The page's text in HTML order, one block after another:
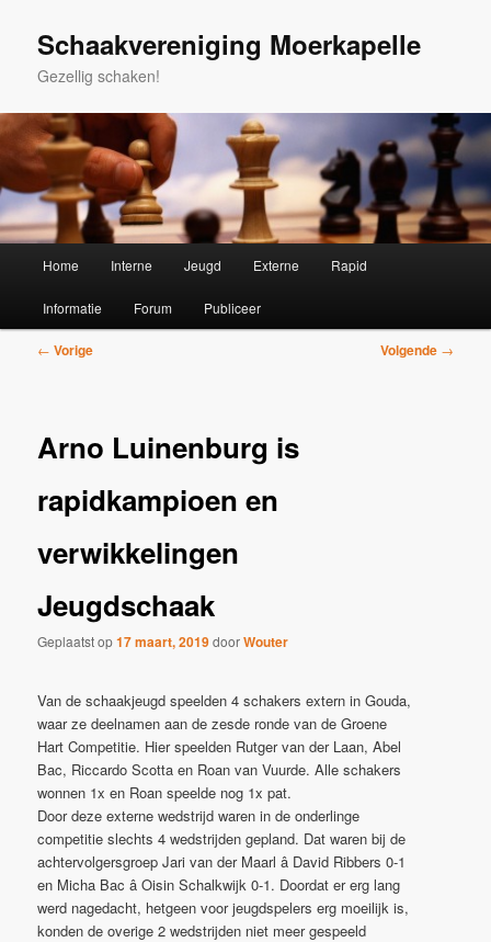
primaire
Schaakvereniging Moerkapelle
Gezellig schaken!
Home Interne Jeugd Externe Rapid
Informatie Forum Publiceer
Bericht
← Vorige Volgende →
Arno Luinenburg is
rapidkampioen en
verwikkelingen
Jeugdschaak
Geplaatst op17 maart, 2019doorWouter
Van de schaakjeugd speelden 4 schakers extern in Gouda,
waar ze deelnamen aan de zesde ronde van de Groene
Hart Competitie. Hier speelden Rutger van der Laan, Abel
Bac, Riccardo Scotta en Roan van Vuurde. Alle schakers
wonnen 1x en Roan speelde nog 1x pat.
Door deze externe wedstrijd waren in de onderlinge
competitie slechts 4 wedstrijden gepland. Dat waren bij de
achtervolgersgroep Jari van der Maarl â David Ribbers 0-1
en Micha Bac â Oisin Schalkwijk 0-1. Doordat er erg lang
werd nagedacht, hetgeen voor jeugdspelers erg moeilijk is,
konden de overige 2 wedstrijden niet meer gespeeld